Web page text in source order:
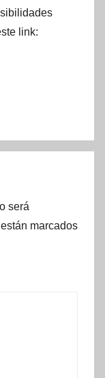
link:
será
marcados